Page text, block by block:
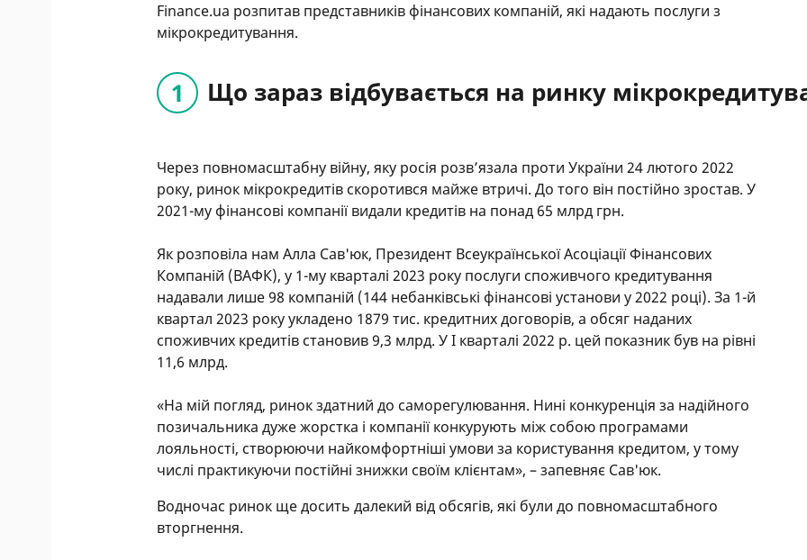
Finance.ua розпитав представників фінансових компаній, які надають послуги з
мікрокредитування.
Що зараз відбувається на ринку
Через повномасштабну війну, яку росія розв’язала проти України 24 лютого 2022
року, ринок мікрокредитів скоротився майже втричі. До того він постійно зростав. У
2021-му фінансові компанії видали кредитів на понад 65 млрд грн.
Як розповіла нам Алла Сав'юк, Президент Всеукраїнської Асоціації Фінансових
Компаній (ВАФК), у 1-му кварталі 2023 року послуги споживчого кредитування
надавали лише 98 компаній (144 небанківські фінансові установи у 2022 році). За 1-й
квартал 2023 року укладено 1879 тис. кредитних договорів, а обсяг наданих
споживчих кредитів становив 9,3 млрд. У І кварталі 2022 р. цей показник був на рівні
11,6 млрд.
«На мій погляд, ринок здатний до саморегулювання. Нині конкуренція за надійного
позичальника дуже жорстка і компанії конкурують між собою програмами
лояльності, створюючи найкомфортніші умови за користування кредитом, у тому
числі практикуючи постійні знижки своїм клієнтам», – запевняє Сав'юк.
Водночас ринок ще досить далекий від обсягів, які були до повномасштабного
вторгнення.